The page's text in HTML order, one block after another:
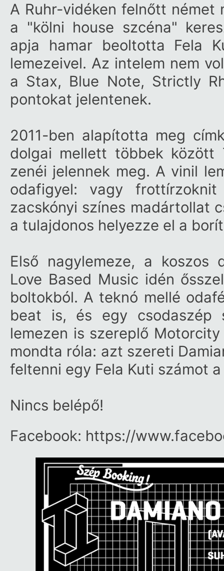
A Ruhr-vidéken felnőtt német
a "kölni house szcéna"
apja hamar beoltotta Fela
lemezeivel. Az intelem nem
a Stax, Blue Note, Strictly
pontokat jelentenek.
2011-ben alapította meg
dolgai mellett többek között
zenéi jelennek meg. A vinil
odafigyel: vagy
zacskónyi színes madártollat
a tulajdonos helyezze el a
Első nagylemeze, a koszos
Love Based Music idén
boltokból. A teknó mellé
beat is, és egy csodaszép
lemezen is szereplő
mondta róla: azt szereti
feltenni egy Fela Kuti számot
Nincs belépő!
Facebook: https:/​/​